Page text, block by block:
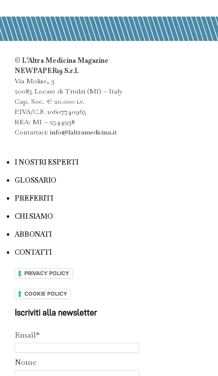
© L’Altra Medicina Magazine
NEWPAPER19 S.r.l.
Via Molise, 3
20085 Locate di Triulzi (MI) – Italy
Cap. Soc. € 20.000 i.v.
P.IVA/C.F. 10607740965
REA: MI – 2544938
Contattaci: info@laltramedicina.it
I NOSTRI ESPERTI
GLOSSARIO
PREFERITI
CHI SIAMO
ABBONATI
CONTATTI
PRIVACY POLICY
COOKIE POLICY
Iscriviti alla newsletter
Email*
Nome